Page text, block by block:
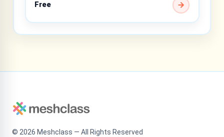
Free
© 2026 Meshclass — All Rights Reserved